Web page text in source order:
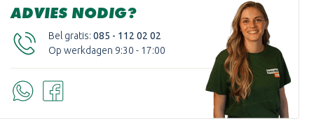
ADVIES NODIG?
Bel gratis: 085 - 112 02 02
Op werkdagen 9:30 - 17:00